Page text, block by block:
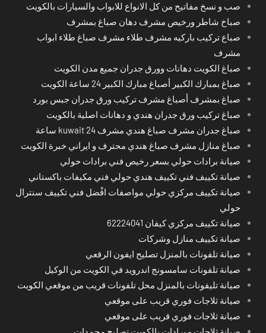
صب و نسخ مفاتيح من كل الانواع للابواب والسيارات بالكويت
صباخ شاطر ورخيص مشرف دهان صباغ بمشرف
صباع تركيب باركيه مشرف طلاء مشرف صباغ طلاء ابواب
مشرف
صباغ الكويت دهانات وورق جدران جميع مدن الكويت
صباغ بمبارك الكبير أصباغ مبارك الكبير 24 ساعة الكويت
صباغ بمشرف أصباغ مشرف تركيب ورق جدران جبس بورد
صباغ تركيب ورق جدران هندي و دهانات اصلية بالكويت
صباغ جدران مشرف صباغ هندي مشرف kuwait 24 ساعة
صباغ منازل مشرف صباغ هندي محترف و ايراني خبرة الكويت
صيانة برادات حولي بسعر رخيص فني برادات حولي
صيانة تكييف فني تكييف هندي حولي فني مكيفات باكستاني
صيانة تكييف مركزي حولي مواصفات افْضل فني تكييف سنترال
حولي
صيانة تكييف مركزي كيفان 62224041
صيانة تكييف منازل وشركات
صيانة تلفونات بالمنزل تصليح ايفون الرقعي
صيانة تلفونات سامسونج اندرويد في الكويت من الوكيل
صيانة تليفونات بالمنزل محل تلفونات قريب من موقعي الكويت
صيانة ثلاجات فوري قريب على موقعي
صيانة ثلاجات فوري قريب على موقعي